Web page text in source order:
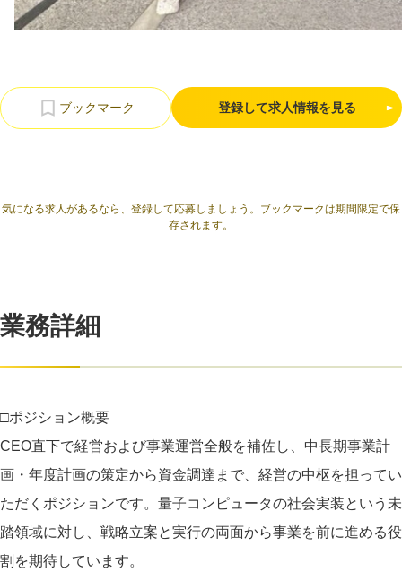
登録して求人情報を見る
気になる求人があるなら、登録して応募しましょう。ブックマークは期間限定で保
存されます。
業務詳細
□ポジション概要
CEO直下で経営および事業運営全般を補佐し、中長期事業計
画・年度計画の策定から資金調達まで、経営の中枢を担ってい
ただくポジションです。量子コンピュータの社会実装という未
踏領域に対し、戦略立案と実行の両面から事業を前に進める役
割を期待しています。